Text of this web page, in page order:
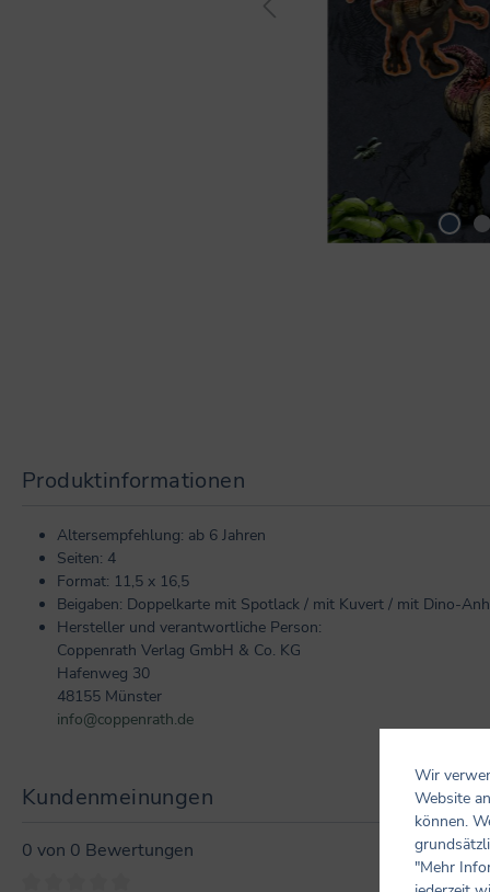
Produktinformationen
Altersempfehlung: ab 6 Jahren
Seiten: 4
Format: 11,5 x 16,5
Beigaben: Doppelkarte mit Spotlack / mit Kuvert / mit Dino-
Hersteller und verantwortliche Person:
Coppenrath Verlag GmbH & Co. KG
Hafenweg 30
48155 Münster
info@coppenrath.de
Kundenmeinungen
0 von 0 Bewertungen
Wir
Website
können.
"Mehr